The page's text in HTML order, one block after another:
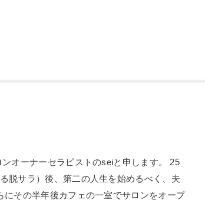
オーナーセラピストのseiと申します。 25
脱サラ）後、第二の人生を始めるべく、夫
にその半年後カフェの一室でサロンをオープ